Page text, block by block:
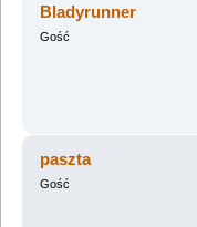
Bladyrunner
Gość
paszta
Gość